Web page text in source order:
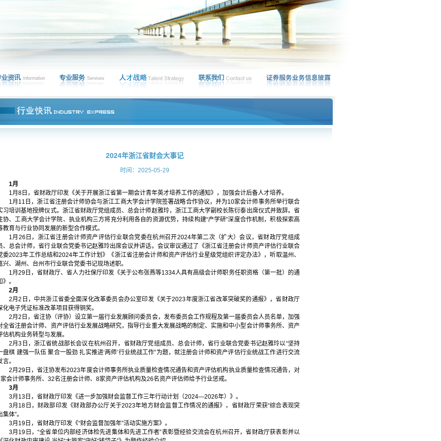
2024年浙江省财会大事记
时间：2025-05-29
1月
1月8日，省财政厅印发《关于开展浙江省第一期会计青年英才培养工作的通知》，加强会计后备人才培养。
1月11日，浙江省注册会计师协会与浙江工商大学会计学院签署战略合作协议，并为10家会计师事务所举行联合
习培训基地授牌仪式。浙江省财政厅党组成员、总会计师赵雅玲，浙江工商大学副校长陈衍泰出席仪式并致辞。省
协、工商大学会计学院、执业机构三方将充分利用各自的资源优势，持续构建“产学研”深度合作机制，积极探索高
教育与行业协同发展的新型合作模式。
1月26日，浙江省注册会计师资产评估行业联合党委在杭州召开2024年第二次（扩大）会议，省财政厅党组成
、总会计师，省行业联合党委书记赵雅玲出席会议并讲话。会议审议通过了《浙江省注册会计师资产评估行业联合
委2023年工作总结和2024年工作计划》《浙江省注册会计师和资产评估行业星级党组织评定办法》，听取温州、
兴、湖州、台州市行业联合党委书记现场述职。
1月29日，省财政厅、省人力社保厅印发《关于公布张燕等1334人具有高级会计师职务任职资格（第一批）的通
》。
2月
2月2日，中共浙江省委全面深化改革委员会办公室印发《关于2023年度浙江省改革突破奖的通报》，省财政厅
化电子凭证标准改革项目获得铜奖。
2月2日，省注协（评协）设立第一届行业发展顾问委员会，发布委员会工作规程及第一届委员会人员名单，加强
全省注册会计师、资产评估行业发展战略研究，指导行业重大发展战略的制定、实施和中小型会计师事务所、资产
估机构业务转型与发展。
2月3日，浙江省统战部长会议在杭州召开，省财政厅党组成员、总会计师，省行业联合党委书记赵雅玲以“坚持
盘棋 建强一队伍 聚合一股劲 扎实推进‘两师’行业统战工作”为题，就注册会计师和资产评估行业统战工作进行交流
言。
2月29日，省注协发布2023年度会计师事务所执业质量检查情况通告和资产评估机构执业质量检查情况通告，对
会计师事务所、32名注册会计师、8家资产评估机构及26名资产评估师给予行业惩戒。
3月
3月13日，省财政厅印发《进一步加强财会监督工作三年行动计划（2024—2026年）》。
3月18日，财政部印发《财政部办公厅关于2023年地方财会监督工作情况的通报》，省财政厅荣获“综合表现突
集体”。
3月19日，省财政厅印发《“财会监督加强年”活动实施方案》。
3月19日，“全省单位内部经济体检先进集体和先进工作者”表彰暨经验交流会在杭州召开，省财政厅获表彰并以